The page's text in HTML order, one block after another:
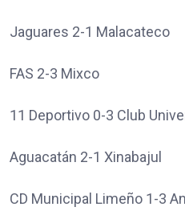
Jaguares 2-1 Malacateco
FAS 2-3 Mixco
11 Deportivo 0-3 Club
Aguacatán 2-1 Xinabajul
CD Municipal Limeño 1-3